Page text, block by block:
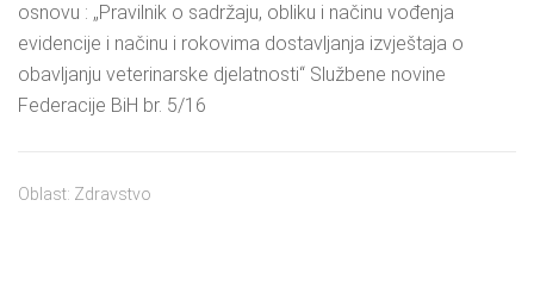
osnovu : „Pravilnik o sadržaju, obliku i načinu vođenja
evidencije i načinu i rokovima dostavljanja izvještaja o
obavljanju veterinarske djelatnosti“ Službene novine
Federacije BiH br. 5/16
Oblast: Zdravstvo